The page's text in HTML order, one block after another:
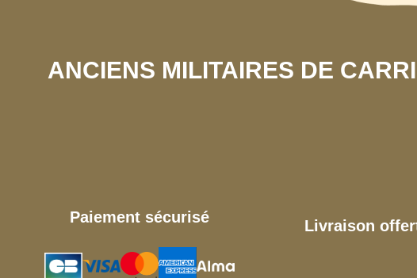
ANCIENS MILITAIRES DE
Paiement sécurisé Livraison